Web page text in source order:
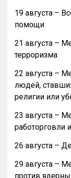
19 августа –
помощи
21 августа –
терроризма
22 августа –
людей,
религии или
23 августа –
работорговли
26 августа –
29 августа –
против